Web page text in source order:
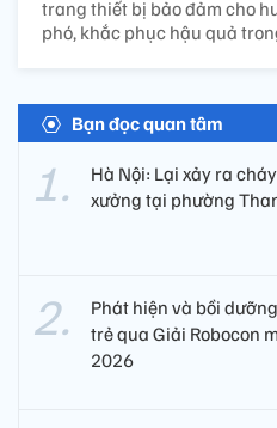
trang thiết bị bảo đảm cho
phó, khắc phục hậu quả
Bạn đọc quan tâm
Hà Nội: Lại xảy ra
xưởng tại phường
Phát hiện và bồi
trẻ qua Giải Robocon
2026